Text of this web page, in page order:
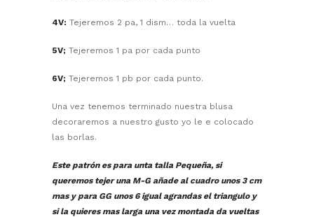
4V: Tejeremos 2 pa, 1 dism… toda la vuelta
5V; Tejeremos 1 pa por cada punto
6V; Tejeremos 1 pb por cada punto.
Una vez tenemos terminado nuestra blusa
decoraremos a nuestro gusto yo le e colocado
las borlas.
Este patrón es para unta talla Pequeña, si
queremos tejer una M-G añade al cuadro unos 3 cm
mas y para GG unos 6 igual agrandas el triangulo y
si la quieres mas larga una vez montada da vueltas